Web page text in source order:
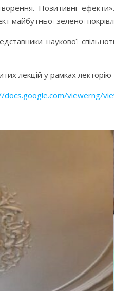
Позитивні
майбутньої зеленої
наукової
лекцій у рамках лекторію
viewerng/